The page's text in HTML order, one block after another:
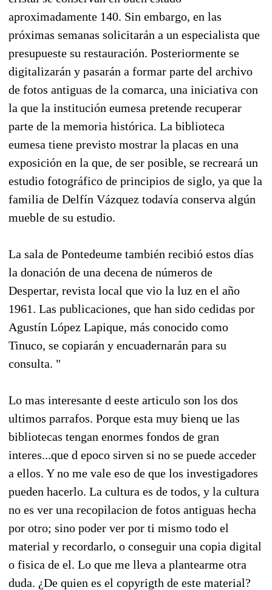
aproximadamente 140. Sin embargo, en las
próximas semanas solicitarán a un especialista que
presupueste su restauración. Posteriormente se
digitalizarán y pasarán a formar parte del archivo
de fotos antiguas de la comarca, una iniciativa con
la que la institución eumesa pretende recuperar
parte de la memoria histórica. La biblioteca
eumesa tiene previsto mostrar la placas en una
exposición en la que, de ser posible, se recreará un
estudio fotográfico de principios de siglo, ya que la
familia de Delfín Vázquez todavía conserva algún
mueble de su estudio.
La sala de Pontedeume también recibió estos días
la donación de una decena de números de
Despertar, revista local que vio la luz en el año
1961. Las publicaciones, que han sido cedidas por
Agustín López Lapique, más conocido como
Tinuco, se copiarán y encuadernarán para su
consulta. "
Lo mas interesante d eeste articulo son los dos
ultimos parrafos. Porque esta muy bienq ue las
bibliotecas tengan enormes fondos de gran
interes...que d epoco sirven si no se puede acceder
a ellos. Y no me vale eso de que los investigadores
pueden hacerlo. La cultura es de todos, y la cultura
no es ver una recopilacion de fotos antiguas hecha
por otro; sino poder ver por ti mismo todo el
material y recordarlo, o conseguir una copia digital
o fisica de el. Lo que me lleva a plantearme otra
duda. ¿De quien es el copyrigth de este material?